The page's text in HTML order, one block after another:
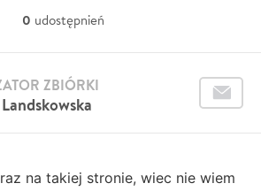
0 udostępnień
ZBIÓRKI
na takiej stronie, wiec nie wiem